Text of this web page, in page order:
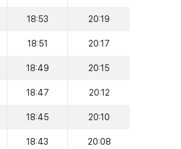
18:53 20:19
18:51 20:17
18:49 20:15
18:47 20:12
18:45 20:10
18:43 20:08